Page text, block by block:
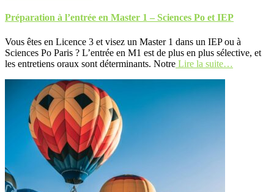
Préparation à l’entrée en Master 1 – Sciences Po et IEP
Vous êtes en Licence 3 et visez un Master 1 dans un IEP ou à
Sciences Po Paris ? L’entrée en M1 est de plus en plus sélective, et
les entretiens oraux sont déterminants. Notre Lire la suite…